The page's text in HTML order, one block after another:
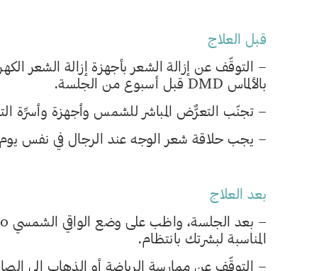
قبل العلاج
– التوقّف عن إزالة الشعر بأجهزة إزالة الشعر
بالألماس DMD قبل أسبوع من الجلسة.
– تجنّب التعرٌّض المباشر للشمس وأجهزة وأسرِّة
– يجب حلاقة شعر الوجه عند الرجال في نفس
بعد العلاج
المناسبة لبشرتك بانتظام.
– التوقّف عن ممارسة الرياضة أو الذهاب إلى الصالات